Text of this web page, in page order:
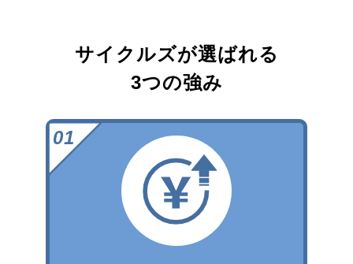
サイクルズが選ばれる
3つの強み